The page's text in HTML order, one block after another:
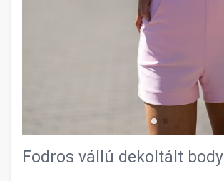
Fodros vállú dekoltált body